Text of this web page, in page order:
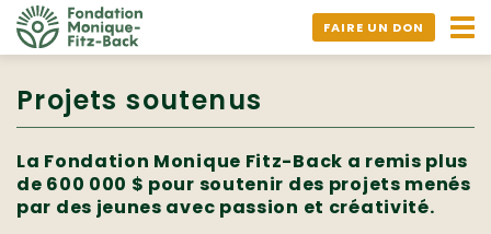
FAIRE UN DON
Projets soutenus
La Fondation Monique Fitz-Back a remis plus
de 600 000 $ pour soutenir des projets menés
par des jeunes avec passion et créativité.